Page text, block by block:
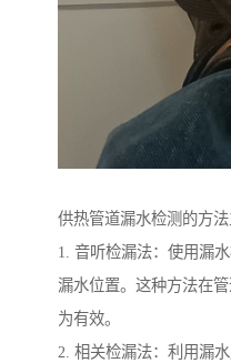
供热管道漏水检测的方法
1. 音听检漏法：使用漏
漏水位置。这种方法在
为有效。
2. 相关检漏法：利用漏